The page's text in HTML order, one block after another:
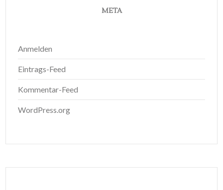
META
Anmelden
Eintrags-Feed
Kommentar-Feed
WordPress.org